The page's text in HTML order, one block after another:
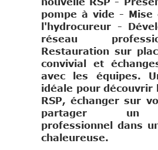
pompe à vide - Mise
l'hydrocureur -
réseau
Restauration sur
convivial et
avec les équipes.
idéale pour découvrir
RSP, échanger sur
partager un
professionnel dans
chaleureuse.